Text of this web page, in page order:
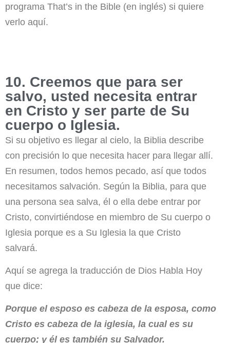
programa That’s in the Bible (en inglés) si quiere
verlo aquí.
10. Creemos que para ser
salvo, usted necesita entrar
en Cristo y ser parte de Su
cuerpo o Iglesia.
Si su objetivo es llegar al cielo, la Biblia describe
con precisión lo que necesita hacer para llegar allí.
En resumen, todos hemos pecado, así que todos
necesitamos salvación. Según la Biblia, para que
una persona sea salva, él o ella debe entrar por
Cristo, convirtiéndose en miembro de Su cuerpo o
Iglesia porque es a Su Iglesia la que Cristo
salvará.
Aquí se agrega la traducción de Dios Habla Hoy
que dice:
Porque el esposo es cabeza de la esposa, como
Cristo es cabeza de la iglesia, la cual es su
cuerpo; y él es también su Salvador.